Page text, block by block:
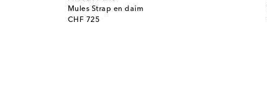
Mules Strap en daim
CHF 725
original price